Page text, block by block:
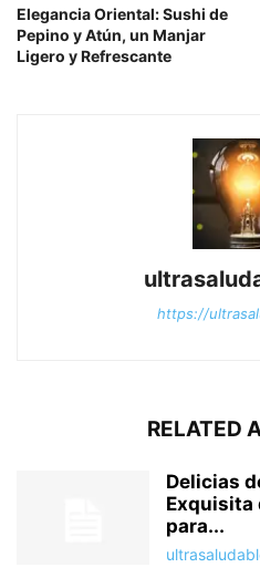
Elegancia Oriental: Sushi de
Pepino y Atún, un Manjar
Ligero y Refrescante
https://
RELATED
Delicias
Exquisita
para...